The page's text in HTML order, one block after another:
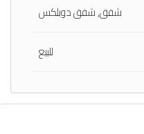
شقق, شقق دوبلكس
للبيع